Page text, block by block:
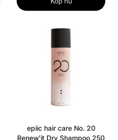
epiic hair care No. 20
Renew'it Dry Shampoo 250